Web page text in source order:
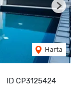
ID CP3125424
Harta